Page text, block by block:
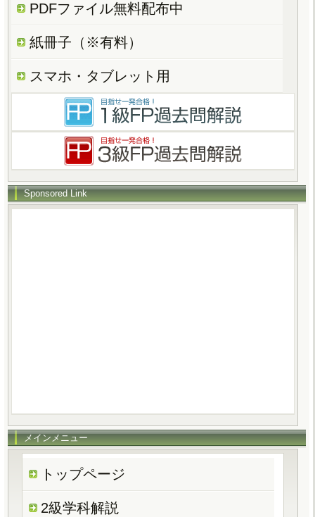
PDFファイル無料配布中
紙冊子（※有料）
スマホ・タブレット用
Sponsored Link
メインメニュー
トップページ
2級学科解説